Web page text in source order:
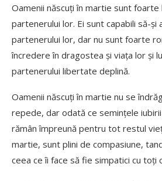
Oamenii născuți în martie sunt foarte
partenerului lor. Ei sunt capabili să-
partenerului lor, dar nu sunt foarte
încredere în dragostea și viața lor și
partenerului libertate deplină.
Oamenii născuți în martie nu se
repede, dar odată ce semințele
rămân împreună pentru tot restul
martie, sunt plini de compasiune,
ceea ce îi face să fie simpatici cu toți